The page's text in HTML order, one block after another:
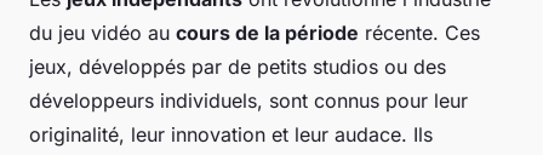
du jeu vidéo au cours de la période récente. Ces
jeux, développés par de petits studios ou des
développeurs individuels, sont connus pour leur
originalité, leur innovation et leur audace. Ils